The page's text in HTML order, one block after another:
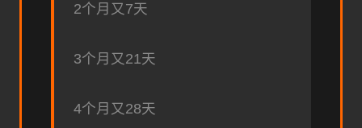
2个月又7天
3个月又21天
4个月又28天